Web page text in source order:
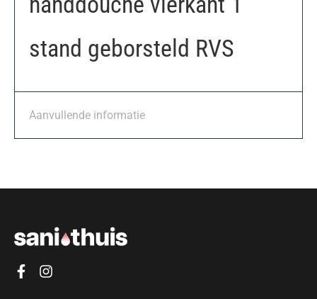
stand geborsteld RVS
Aanvullende informatie